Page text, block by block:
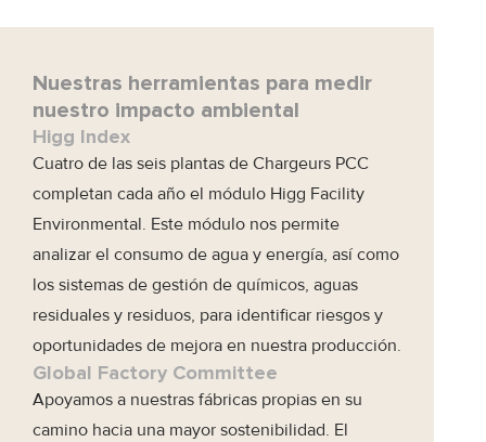
Nuestras herramientas para medir
nuestro impacto ambiental
Higg Index
Cuatro de las seis plantas de Chargeurs PCC
completan cada año el módulo Higg Facility
Environmental. Este módulo nos permite
analizar el consumo de agua y energía, así como
los sistemas de gestión de químicos, aguas
residuales y residuos, para identificar riesgos y
oportunidades de mejora en nuestra producción.
Global Factory Committee
Apoyamos a nuestras fábricas propias en su
camino hacia una mayor sostenibilidad. El